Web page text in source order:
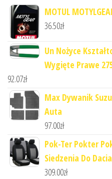
MOTUL
36.50zł
Un Nożyce
Wygięte Prawe
92.07zł
Max Dywanik
Auta
97.00zł
Pok-Ter Pokter
Siedzenia Do
309.00zł